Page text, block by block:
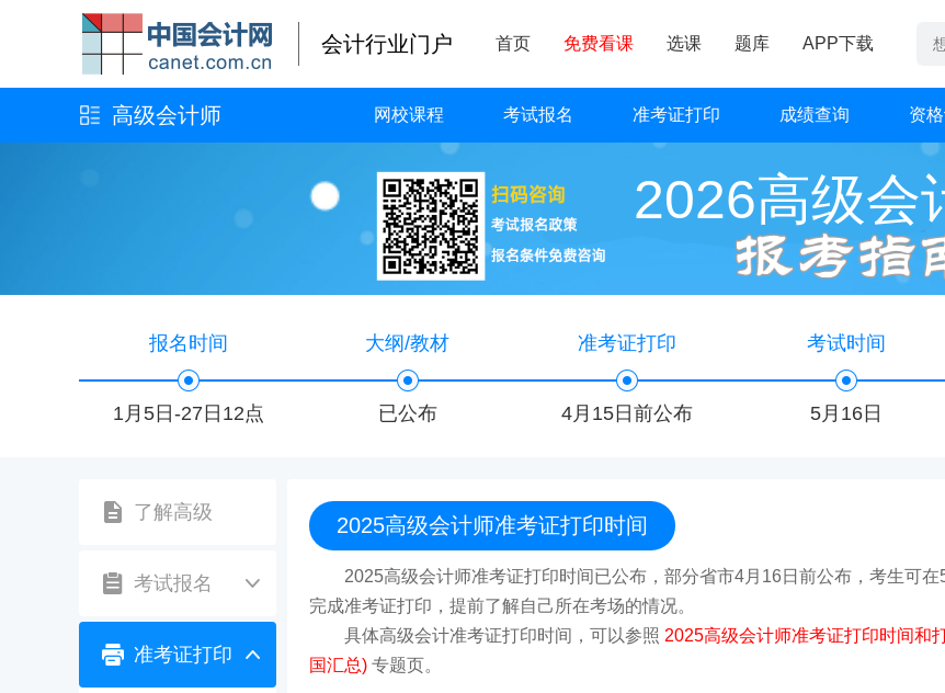
会计行业门户 首页 免费看课 选课 题库 APP下载
高级会计师 网校课程 考试报名 准考证打印 成绩查询 资
2026高级会
报名时间
1月5日-27日12点
大纲/教材
已公布
准考证打印
4月15日前公布
考试时间
5月16日
了解高级
考试报名
准考证打印
2025高级会计师准考证打印时间
2025高级会计师准考证打印时间已公布，部分省市4月16日前公布，考生可在
完成准考证打印，提前了解自己所在考场的情况。
具体高级会计准考证打印时间，可以参照 2025高级会计师准考证打印时间和
国汇总) 专题页。